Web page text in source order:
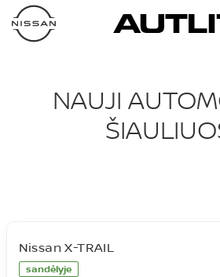
NAUJINAUJI
sandėlyje
Nissan X-TRAIL